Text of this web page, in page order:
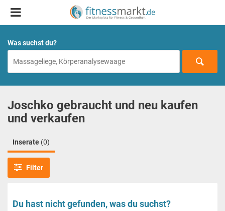
Was suchst du?
Joschko gebraucht und neu kaufen
und verkaufen
Inserate (0)
Filter
Du hast nicht gefunden, was du suchst?